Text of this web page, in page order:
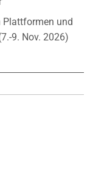
Plattformen und
9. Nov. 2026)